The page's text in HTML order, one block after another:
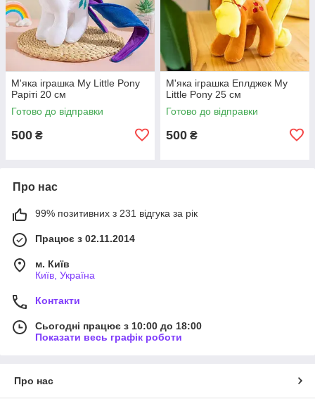
М'яка іграшка My Little Pony
Раріті 20 см
Готово до відправки
500 ₴
М'яка іграшка Еплджек My
Little Pony 25 см
Готово до відправки
500 ₴
Про нас
99% позитивних з 231 відгука за рік
Працює з 02.11.2014
м. Київ
Київ, Україна
Контакти
Сьогодні працює з 10:00 до 18:00
Показати весь графік роботи
Про нас